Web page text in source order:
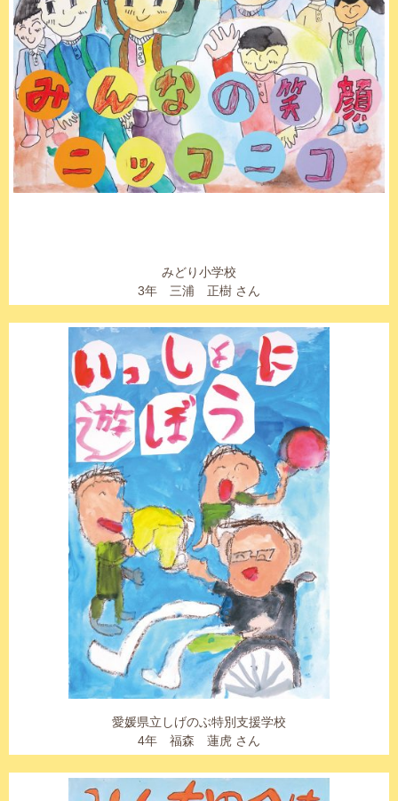
みどり小学校
3年 三浦 正樹 さん
愛媛県立しげのぶ特別支援学校
4年 福森 蓮虎 さん